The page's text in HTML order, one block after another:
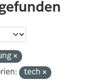
tech